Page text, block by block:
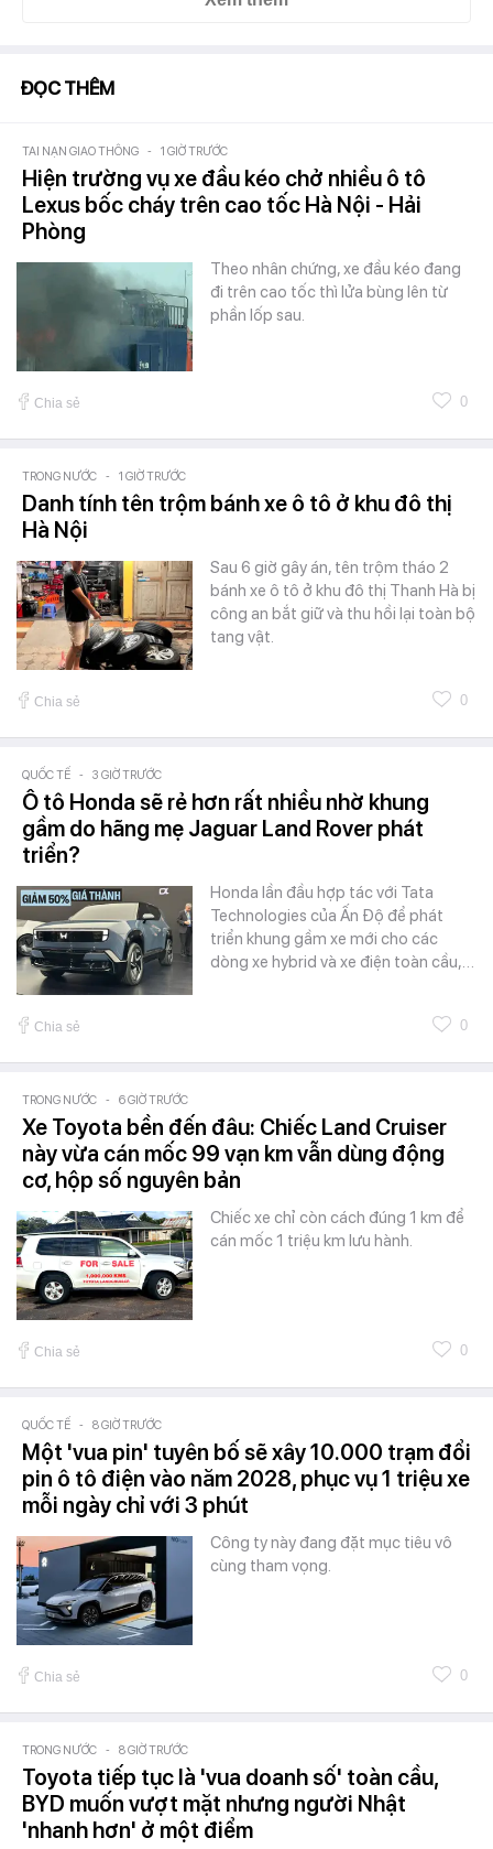
ĐỌC THÊM
TAI NẠN GIAO THÔNG - 1 GIỜ TRƯỚC
Hiện trường vụ xe đầu kéo chở nhiều ô tô
Lexus bốc cháy trên cao tốc Hà Nội - Hải
Phòng
Theo nhân chứng, xe đầu kéo đang
đi trên cao tốc thì lửa bùng lên từ
phần lốp sau.
Chia sẻ 0
TRONG NƯỚC - 1 GIỜ TRƯỚC
Danh tính tên trộm bánh xe ô tô ở khu đô thị
Hà Nội
Sau 6 giờ gây án, tên trộm tháo 2
bánh xe ô tô ở khu đô thị Thanh Hà bị
công an bắt giữ và thu hồi lại toàn bộ
tang vật.
Chia sẻ 0
QUỐC TẾ - 3 GIỜ TRƯỚC
Ô tô Honda sẽ rẻ hơn rất nhiều nhờ khung
gầm do hãng mẹ Jaguar Land Rover phát
triển?
Honda lần đầu hợp tác với Tata
Technologies của Ấn Độ để phát
triển khung gầm xe mới cho các
dòng xe hybrid và xe điện toàn cầu,…
Chia sẻ 0
TRONG NƯỚC - 6 GIỜ TRƯỚC
Xe Toyota bền đến đâu: Chiếc Land Cruiser
này vừa cán mốc 99 vạn km vẫn dùng động
cơ, hộp số nguyên bản
Chiếc xe chỉ còn cách đúng 1 km để
cán mốc 1 triệu km lưu hành.
Chia sẻ 0
QUỐC TẾ - 8 GIỜ TRƯỚC
Một 'vua pin' tuyên bố sẽ xây 10.000 trạm đổi
pin ô tô điện vào năm 2028, phục vụ 1 triệu xe
mỗi ngày chỉ với 3 phút
Công ty này đang đặt mục tiêu vô
cùng tham vọng.
Chia sẻ 0
TRONG NƯỚC - 8 GIỜ TRƯỚC
Toyota tiếp tục là 'vua doanh số' toàn cầu,
BYD muốn vượt mặt nhưng người Nhật
'nhanh hơn' ở một điểm